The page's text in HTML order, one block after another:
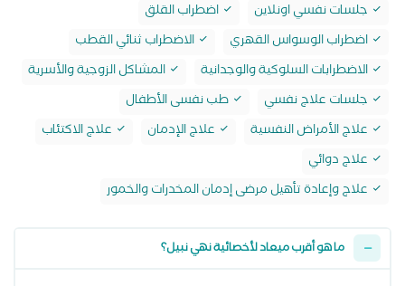
جلسات نفسي اونلاين
اضطراب القلق
اضطراب الوسواس القهري
الاضطراب ثنائي القطب
الاضطرابات السلوكية والوجدانية
المشاكل الزوجية والأسرية
جلسات علاج نفسي
طب نفسى الأطفال
علاج الأمراض النفسية
علاج الإدمان
علاج الاكتئاب
علاج دوائي
علاج وإعادة تأهيل مرضى إدمان المخدرات والخمور
ما هو أقرب ميعاد لأخصائية نهي نبيل؟